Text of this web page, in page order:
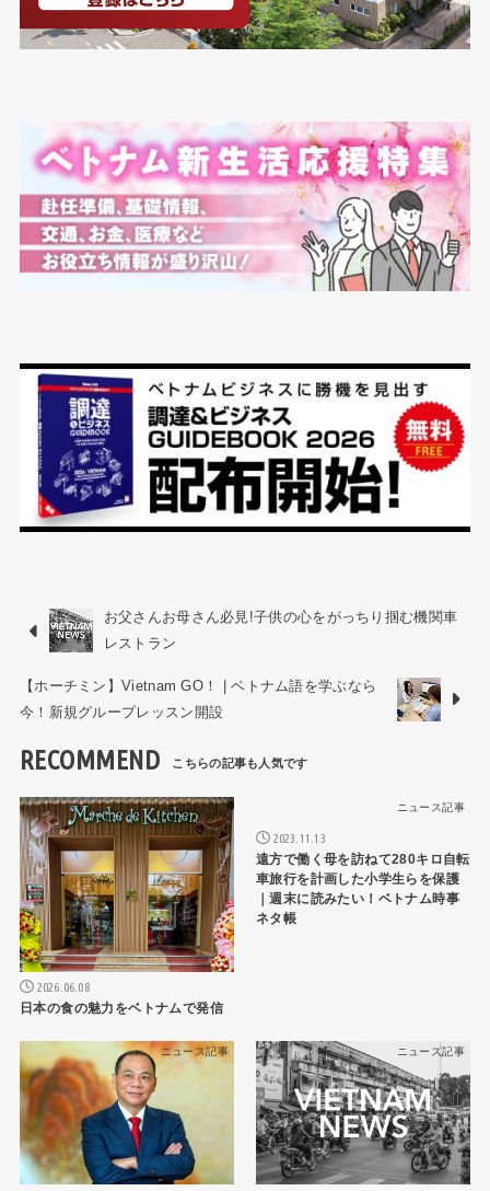
お父さんお母さん必見!子供の心をがっちり掴む機関車
レストラン
【ホーチミン】Vietnam GO！ | ベトナム語を学ぶなら
今！新規グループレッスン開設
RECOMMEND
ニュース記事
2026.06.08
日本の食の魅力をベトナムで発信
ニュース記事
2023.11.13
遠方で働く母を訪ねて280キロ自転
車旅行を計画した小学生らを保護
｜週末に読みたい！ベトナム時事
ネタ帳
ニュース記事 ニュース記事